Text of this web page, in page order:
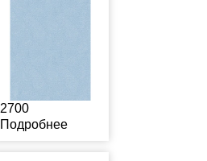
2700
Подробнее